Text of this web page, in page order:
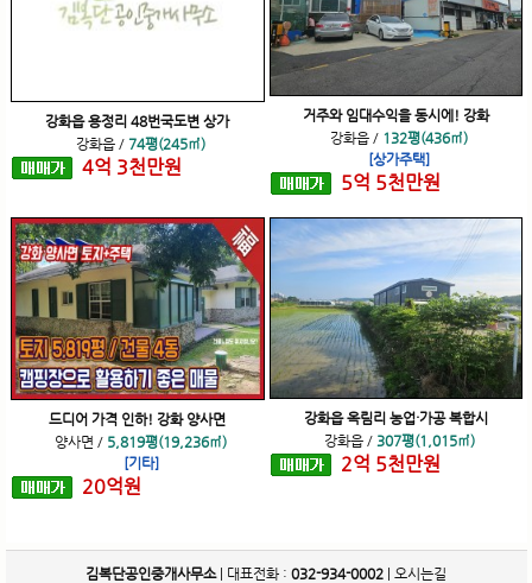
강화읍 용정리 48번국도변 상가
강화읍 / 74평(245㎡)
4억 3천만원
거주와 임대수익을 동시에! 강화
강화읍 / 132평(436㎡)
[상가주택]
5억 5천만원
드디어 가격 인하! 강화 양사면
양사면 / 5,819평(19,236㎡)
[기타]
20억원
강화읍 옥림리 농업·가공 복합시
강화읍/ 307평(1,015㎡)
2억 5천만원
김복단공인중개사무소| 대표전화 : 032-934-0002 오시는길